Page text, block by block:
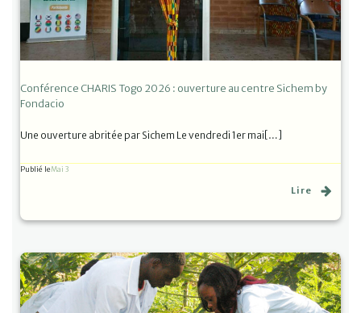
Conférence CHARIS Togo 2026 : ouverture au centre Sichem by
Fondacio
Une ouverture abritée par Sichem Le vendredi 1er mai[…]
Publié leMai 3
Lire